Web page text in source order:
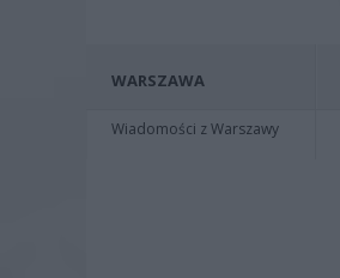
WARSZAWA
Wiadomości z Warszawy